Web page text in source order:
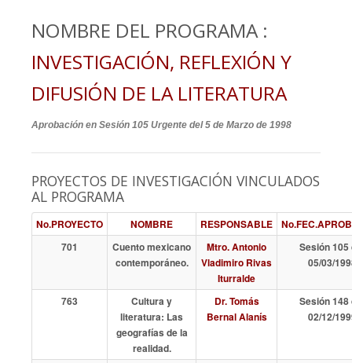
NOMBRE DEL PROGRAMA :
INVESTIGACIÓN, REFLEXIÓN Y
DIFUSIÓN DE LA LITERATURA
Aprobación en Sesión 105 Urgente del 5 de Marzo de 1998
PROYECTOS DE INVESTIGACIÓN VINCULADOS
AL PROGRAMA
No.PROYECTO NOMBRE RESPONSABLE
701
Cuento mexicano
contemporáneo.
Mtro. Antonio
Vladimiro Rivas
Iturralde
Sesión 105
05/03/
763
Cultura y
literatura: Las
geografías de la
realidad.
Dr. Tomás
Bernal Alanís
Sesión 148
02/12/